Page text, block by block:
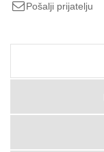
Pošalji prijatelju